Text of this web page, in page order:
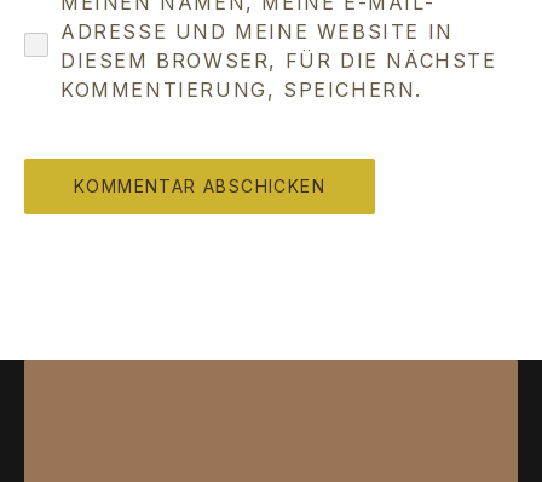
ADRESSE UND MEINE WEBSITE IN
DIESEM BROWSER, FÜR DIE NÄCHSTE
KOMMENTIERUNG, SPEICHERN.